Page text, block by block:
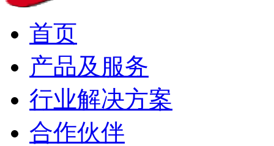
首页
产品及服务
行业解决方案
合作伙伴